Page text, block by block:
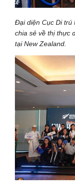
Đại diện Cục Di trú
chia sẻ về thị thực
tại New Zealand.